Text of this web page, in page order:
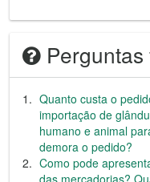
Quanto custa o
importação de
humano e animal
demora o pedido?
Como pode
das mercadorias?